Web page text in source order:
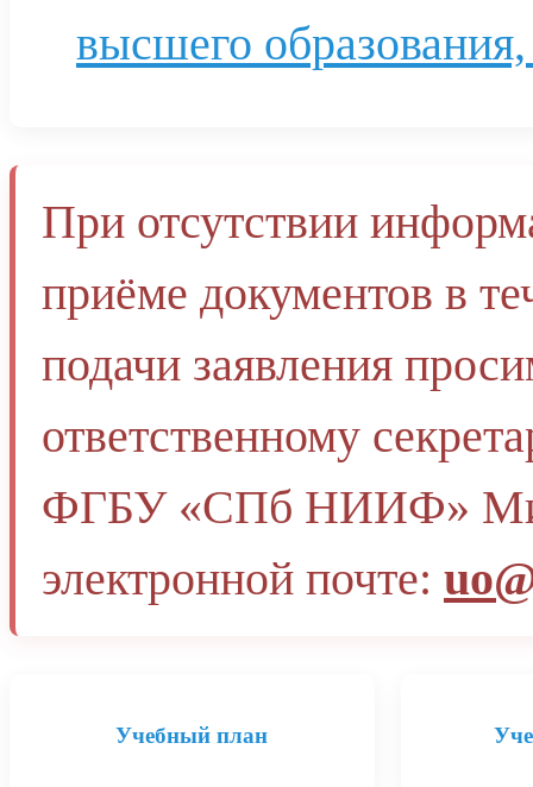
высшего
При отсутствии
приёме документов в
подачи заявления
ответственному
ФГБУ «СПб НИИФ»
электронной почте:
Учебный план